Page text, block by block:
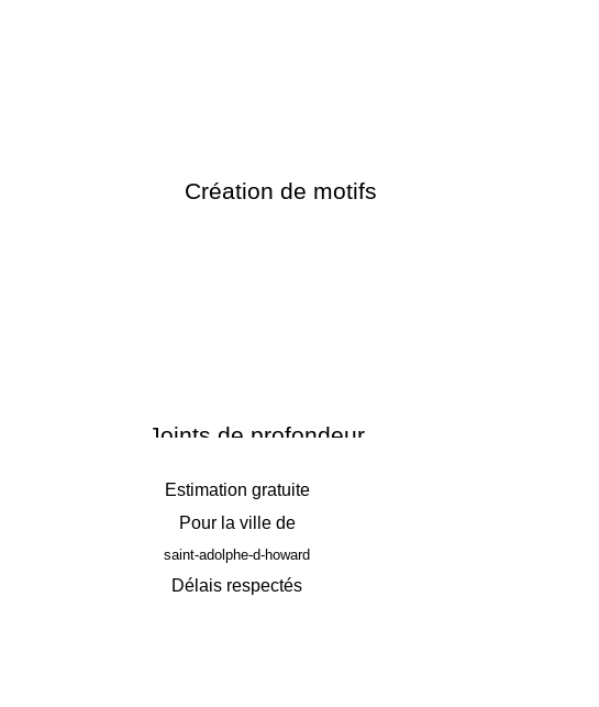
Création de motifs
Joints de profondeur
Estimation gratuite
Pour la ville de
saint-adolphe-d-howard
Délais respectés